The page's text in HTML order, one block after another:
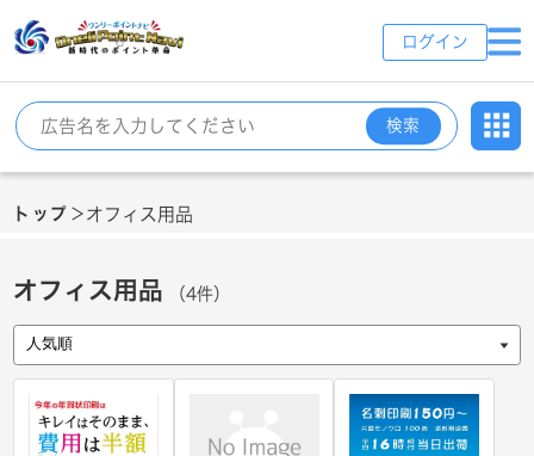
ログイン
検索
トップ ＞ オフィス用品
オフィス用品 （4件）